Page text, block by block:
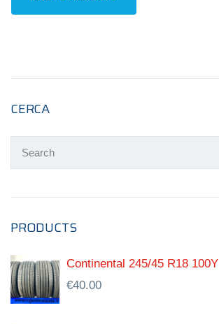
CERCA
PRODUCTS
Continental 245/45 R18 100Y
€40.00